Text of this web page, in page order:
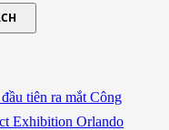
tiên ra mắt Công
Exhibition Orlando